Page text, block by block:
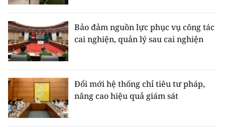
Bảo đảm nguồn lực phục vụ công tác
cai nghiện, quản lý sau cai nghiện
Đổi mới hệ thống chỉ tiêu tư pháp,
nâng cao hiệu quả giám sát